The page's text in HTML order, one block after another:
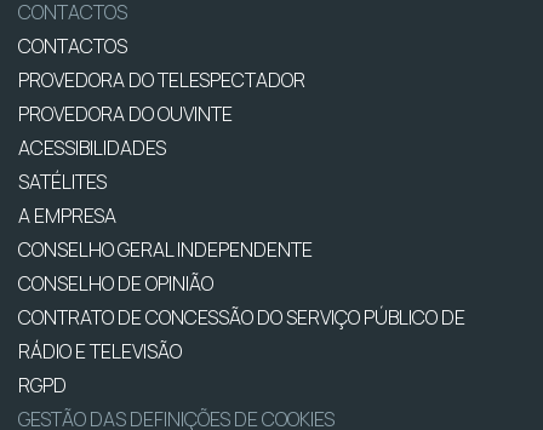
CONTACTOS
CONTACTOS
PROVEDORA DO TELESPECTADOR
PROVEDORA DO OUVINTE
ACESSIBILIDADES
SATÉLITES
A EMPRESA
CONSELHO GERAL INDEPENDENTE
CONSELHO DE OPINIÃO
CONTRATO DE CONCESSÃO DO SERVIÇO PÚBLICO DE
RÁDIO E TELEVISÃO
RGPD
GESTÃO DAS DEFINIÇÕES DE COOKIES